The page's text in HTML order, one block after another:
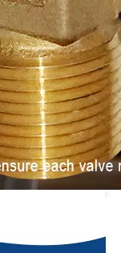
Válvulas de pol Cilindro de GLA de 100 libras de Safe Safety de 100 libras para un tanque de propano de 100 lb